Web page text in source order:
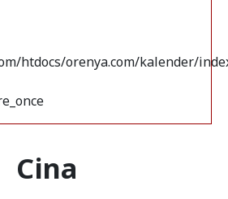
htdocs/orenya.com/kalender/
Cina